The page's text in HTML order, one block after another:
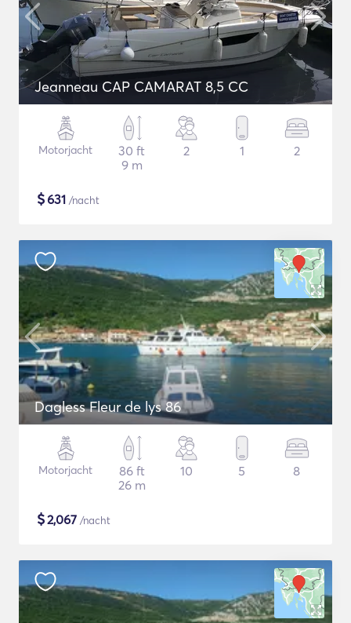
Jeanneau CAP CAMARAT 8,5 CC
Motorjacht
30 ft
9 m
2 1 2
$631 /nacht
Dagless Fleur de lys 86
Motorjacht
86 ft
26 m
10 5 8
$2,067 /nacht